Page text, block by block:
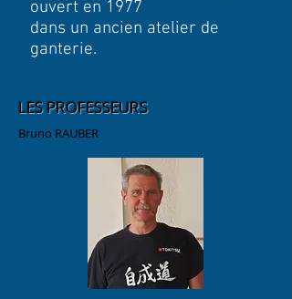
ouvert en 1977
dans un ancien atelier de
ganterie.
LES PROFESSEURS
Bruno RAUBER